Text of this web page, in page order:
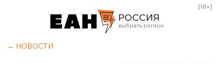
РОССИЯ
[18+]
← НОВОСТИ